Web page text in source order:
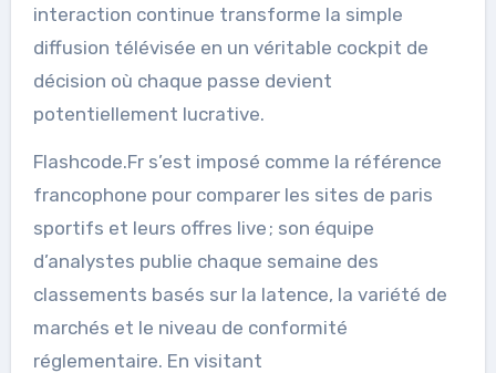
interaction continue transforme la simple
diffusion télévisée en un véritable cockpit de
décision où chaque passe devient
potentiellement lucrative.
Flashcode.Fr s’est imposé comme la référence
francophone pour comparer les sites de paris
sportifs et leurs offres live ; son équipe
d’analystes publie chaque semaine des
classements basés sur la latence, la variété de
marchés et le niveau de conformité
réglementaire. En visitant